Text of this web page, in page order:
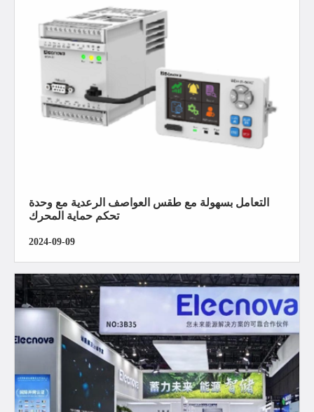
التعامل بسهولة مع طقس العواصف الرعدية مع وحدة
تحكم حماية المحرك
2024-09-09